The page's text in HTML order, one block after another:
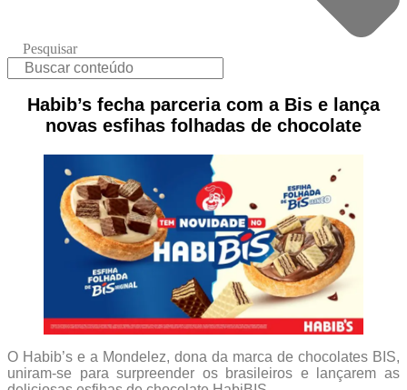
Pesquisar
Habib’s fecha parceria com a Bis e lança
novas esfihas folhadas de chocolate
O Habib’s e a Mondelez, dona da marca de chocolates BIS,
uniram-se para surpreender os brasileiros e lançarem as